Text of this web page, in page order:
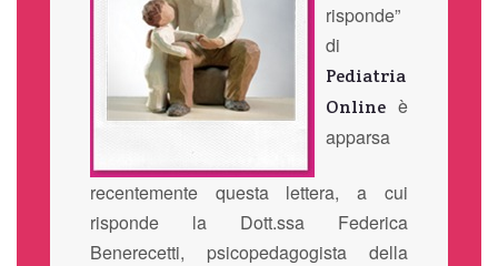
risponde”
di
Pediatria
Onlineè
apparsa
recentemente questa lettera, a cui
risponde la Dott.ssa Federica
Benerecetti, psicopedagogista della